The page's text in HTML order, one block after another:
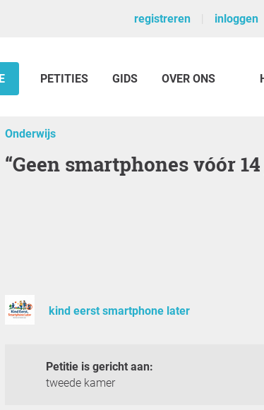
registreren inloggen
PETITIES GIDS OVER ONS
Onderwijs
“Geen smartphones vóór
kind eerst smartphone later
Petitie is gericht aan:
tweede kamer